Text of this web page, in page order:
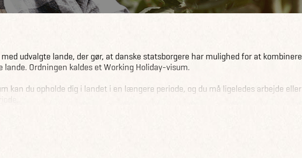
udvalgte lande, der gør, at danske statsborgere har mulighed for at kombinere
lande. Ordningen kaldes et Working Holiday-visum.
kan du opholde dig i landet i en længere periode, og du må ligeledes arbejde eller